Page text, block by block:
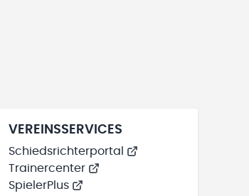
VEREINSSERVICES
Schiedsrichterportal
Trainercenter
SpielerPlus